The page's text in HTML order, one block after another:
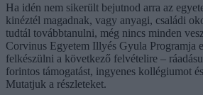
Ha idén nem sikerült bejutnod arra az
kinéztél magadnak, vagy anyagi, családi
tudtál továbbtanulni, még nincs minden
Corvinus Egyetem Illyés Gyula Programja
felkészülni a következő felvételire –
forintos támogatást, ingyenes kollégiumot
Mutatjuk a részleteket.